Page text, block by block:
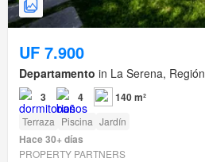
UF 7.900
Departamento in La Serena,
3 4 140 m²
Terraza Piscina Jardín
Hace 30+ días
PROPERTY PARTNERS